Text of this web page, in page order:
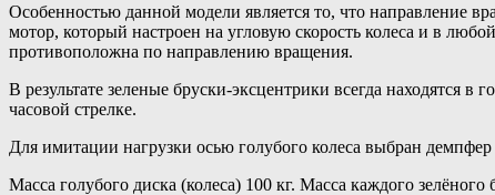
Особенностью данной модели является то, что направление
мотор, который настроен на угловую скорость колеса и в
противоположна по направлению вращения.
В результате зеленые бруски-эксцентрики всегда находятся
часовой стрелке.
Для имитации нагрузки осью голубого колеса выбран
Масса голубого диска (колеса) 100 кг. Масса каждого